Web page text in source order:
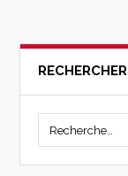
RECHERCHER